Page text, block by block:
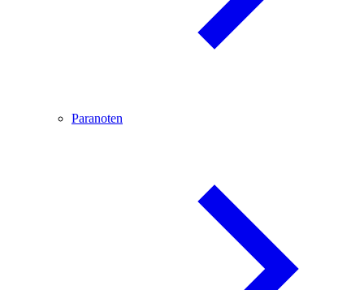
Paranoten